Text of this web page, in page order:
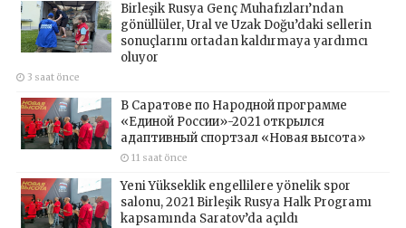
Birleşik Rusya Genç Muhafızları’ndan
gönüllüler, Ural ve Uzak Doğu’daki sellerin
sonuçlarını ortadan kaldırmaya yardımcı
oluyor
3 saat önce
В Саратове по Народной программе
«Единой России»-2021 открылся
адаптивный спортзал «Новая высота»
11 saat önce
Yeni Yükseklik engellilere yönelik spor
salonu, 2021 Birleşik Rusya Halk Programı
kapsamında Saratov’da açıldı